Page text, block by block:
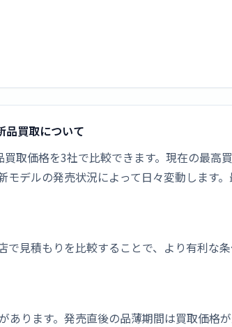
買取について
取価格を3社で比較できます。現在の最高
デルの発売状況によって日々変動します
見積もりを比較することで、より有利な
ります。発売直後の品薄期間は買取価格